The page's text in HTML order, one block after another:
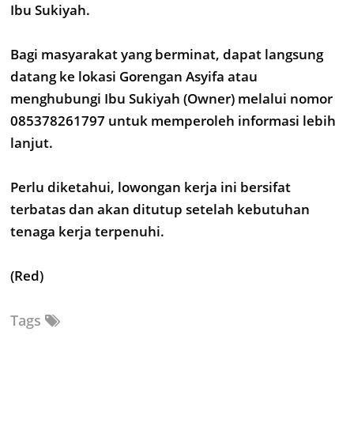
Ibu Sukiyah.
Bagi masyarakat yang berminat, dapat langsung
datang ke lokasi Gorengan Asyifa atau
menghubungi Ibu Sukiyah (Owner) melalui nomor
085378261797 untuk memperoleh informasi lebih
lanjut.
Perlu diketahui, lowongan kerja ini bersifat
terbatas dan akan ditutup setelah kebutuhan
tenaga kerja terpenuhi.
(Red)
Tags